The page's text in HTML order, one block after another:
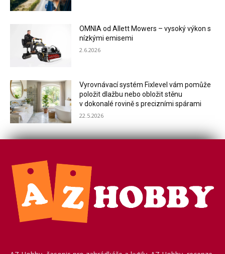
OMNIA od Allett Mowers – vysoký výkon s
nízkými emisemi
2.6.2026
Vyrovnávací systém Fixlevel vám pomůže
položit dlažbu nebo obložit stěnu
v dokonalé rovině s precizními spárami
22.5.2026